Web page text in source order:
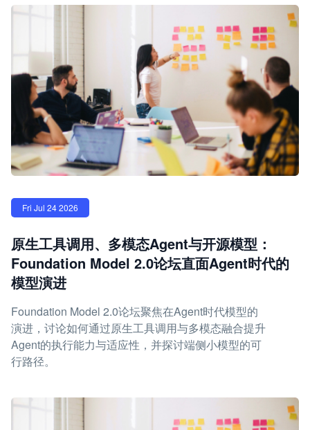
Fri Jul 24 2026
原生工具调用、多模态Agent与开源模型：
Foundation Model 2.0论坛直面Agent时代的
模型演进
Foundation Model 2.0论坛聚焦在Agent时代模型的
演进，讨论如何通过原生工具调用与多模态融合提升
Agent的执行能力与适应性，并探讨端侧小模型的可
行路径。